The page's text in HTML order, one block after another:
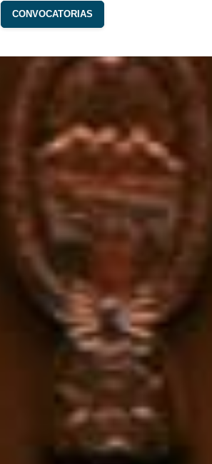
CONVOCATORIAS